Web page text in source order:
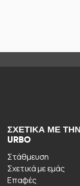
ΣΧΕΤΙΚΆ ΜΕ ΤΗΝ
URBO
Στάθμευση
Σχετικά με εμάς
Επαφές